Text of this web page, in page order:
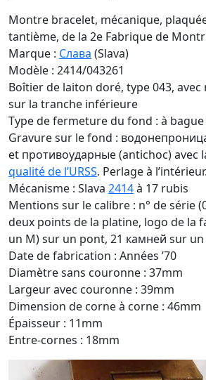
Montre bracelet, mécanique,
tantième, de la 2e Fabrique de
Marque : Славa (Slava)
Modèle : 2414/043261
Boîtier de laiton doré, type 043, avec
sur la tranche inférieure
Type de fermeture du fond : à
Gravure sur le fond :
et противоударные (antichoc) avec
qualité de l’URSS. Perlage à l’intérieur.
Mécanisme : Slava 2414à 17 rubis
Mentions sur le calibre : n° de série
deux points de la platine, logo de la
un M) sur un pont, 21 камней sur
Date de fabrication : Années ’70
Diamètre sans couronne : 37mm
Largeur avec couronne : 39mm
Dimension de corne à corne : 46mm
Épaisseur : 11mm
Entre-cornes : 18mm